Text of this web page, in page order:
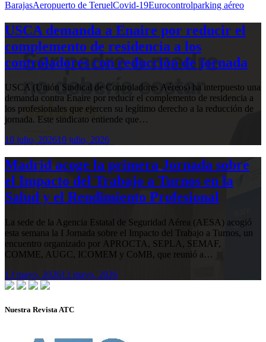
BarajasAeropuerto de TeruelCovid-19Eurocontrolparking aéreo
USCA demanda a Enaire por reducir el
complemento de residencia a los
controladores con reducción de jornada
USCA (Unión Sindical de Controladores Aéreos) ha interpuesto una
demanda contra Enaire por reducir el complemento de residencia a
los profesionales que ejercen su legítimo derecho a la reducción de
jornada. Este sindicato entiende que…
10 julio, 202610 julio, 2026
Madrid acoge la primera Jornada sobre
el Impacto del Trabajo a Turnos en la
Salud y el Rendimiento Profesional
La sede de la Agencia Estatal de Seguridad Aérea (AESA) acogió
esta semana la I Jornada sobre el Impacto del Trabajo a Turnos, un
encuentro organizado por APROCTA, SEPLA, SEMAF,
COMME, AUGC, ICOMEM y CoMB, que reunió a…
13 mayo, 202613 mayo, 2026
Nuestra Revista ATC